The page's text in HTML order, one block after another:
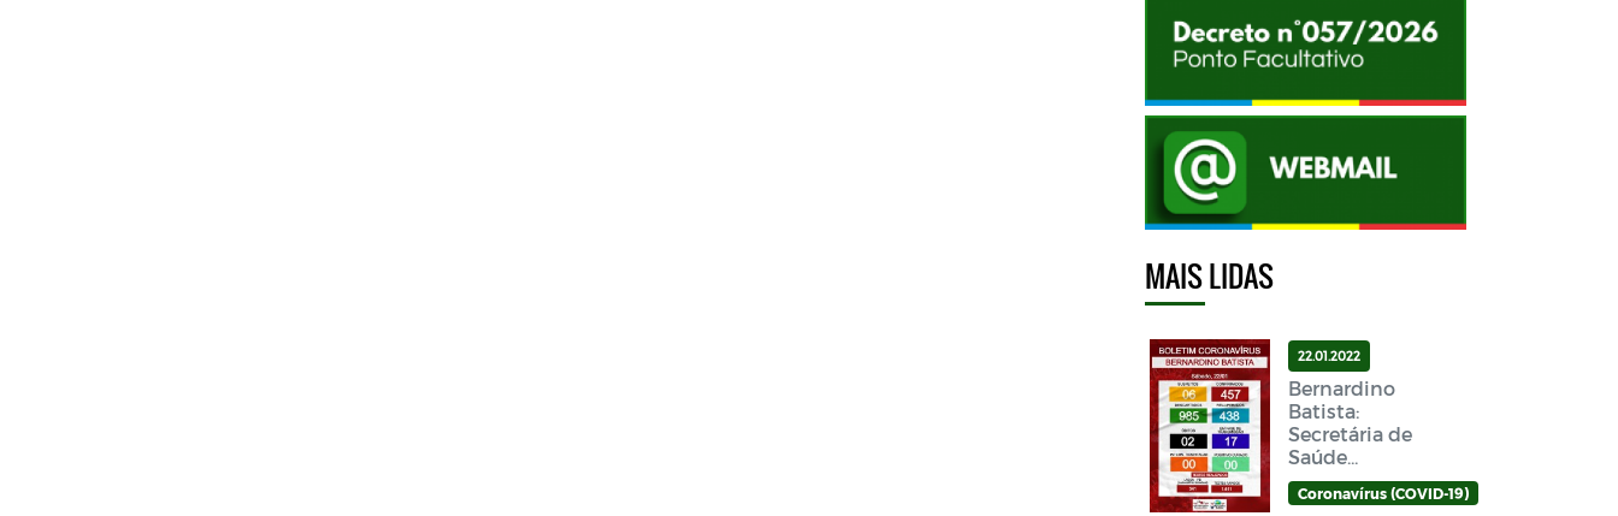
MAIS LIDAS
22.01.2022
Bernardino
Batista:
Secretária de
Saúde
divulga novo
Boletim
Coronavírus (COVID-19)